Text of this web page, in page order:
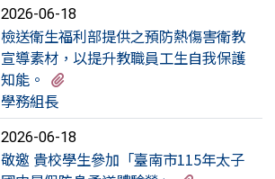
2026-06-18
檢送衛生福利部提供之預防熱傷害衛教
宣導素材，以提升教職員工生自我保護
知能。
學務組長
2026-06-18
敬邀 貴校學生參加「臺南市115年太子